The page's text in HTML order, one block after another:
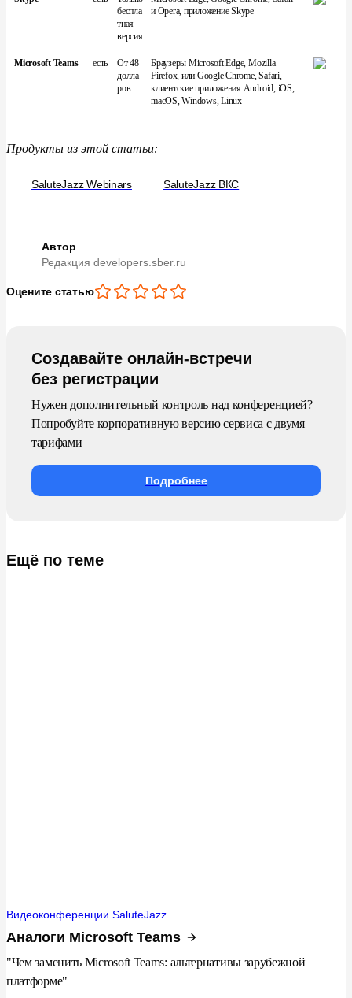
беспла
тная
версия
и Opera, приложение Skype
Microsoft Teams есть
От 48
долла
ров
Браузеры Microsoft Edge, Mozilla
Firefox, или Google Chrome, Safari,
клиентские приложения Android, iOS,
macOS, Windows, Linux
Продукты из этой статьи:
SaluteJazz Webinars SaluteJazz ВКС
Автор
Редакция developers.sber.ru
Оцените статью
Создавайте онлайн-встречи
без регистрации
Нужен дополнительный контроль над конференцией?
Попробуйте корпоративную версию сервиса с двумя
тарифами
Подробнее
Ещё по теме
Видеоконференции SaluteJazz
Аналоги Microsoft Teams
"Чем заменить Microsoft Teams: альтернативы зарубежной
платформе"